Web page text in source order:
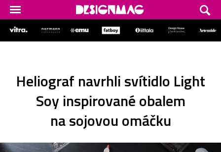
Heliograf navrhli svítidlo Light
Soy inspirované obalem
na sojovou omáčku